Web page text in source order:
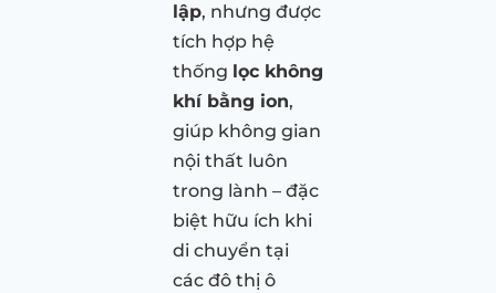
lập, nhưng được
tích hợp hệ
thống lọc không
khí bằng ion,
giúp không gian
nội thất luôn
trong lành – đặc
biệt hữu ích khi
di chuyển tại
các đô thị ô